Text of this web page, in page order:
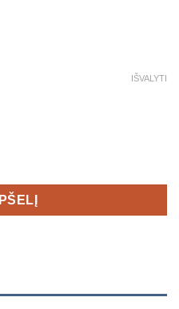
IŠVALYTI
x Jakob Race Singlet Men's